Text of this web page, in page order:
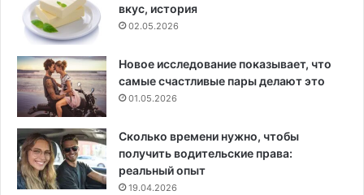
вкус, история
02.05.2026
Новое исследование показывает, что
самые счастливые пары делают это
01.05.2026
Сколько времени нужно, чтобы
получить водительские права:
реальный опыт
19.04.2026